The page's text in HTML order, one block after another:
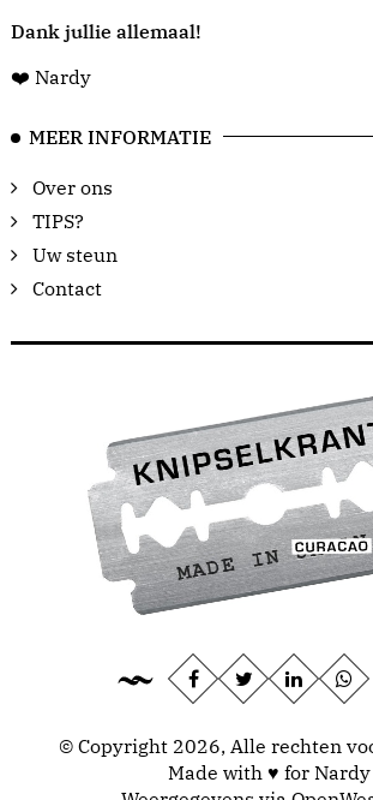
Dank jullie allemaal!
❤️ Nardy
MEER INFORMATIE
Over ons
TIPS?
Uw steun
Contact
© Copyright 2026, Alle rechten
Made with ♥ for Nardy